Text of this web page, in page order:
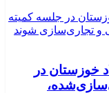
خوزستان در